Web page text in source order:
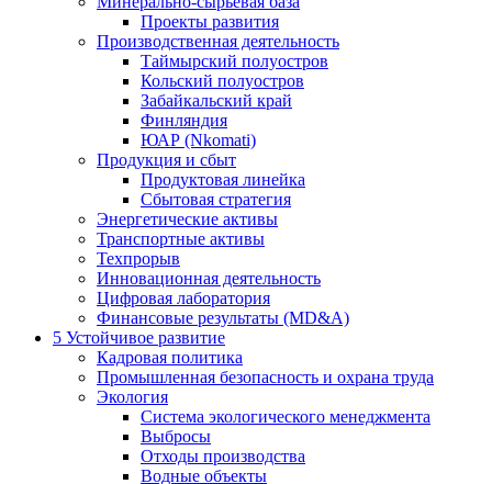
Проекты развития
Производственная деятельность
Таймырский полуостров
Кольский полуостров
Забайкальский край
Финляндия
ЮАР (Nkomati)
Продукция и сбыт
Продуктовая линейка
Сбытовая стратегия
Энергетические активы
Транспортные активы
Техпрорыв
Инновационная деятельность
Цифровая лаборатория
Финансовые результаты (MD&A)
5 Устойчивое развитие
Кадровая политика
Промышленная безопасность и охрана труда
Экология
Система экологического менеджмента
Выбросы
Отходы производства
Водные объекты